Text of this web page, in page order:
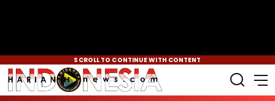
SCROLL TO CONTINUE WITH CONTENT